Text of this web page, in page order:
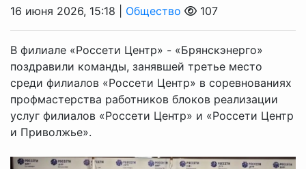
16 июня 2026, 15:18 | Общество 107
В филиале «Россети Центр» - «Брянскэнерго»
поздравили команды, занявшей третье место
среди филиалов «Россети Центр» в соревнованиях
профмастерства работников блоков реализации
услуг филиалов «Россети Центр» и «Россети Центр
и Приволжье».